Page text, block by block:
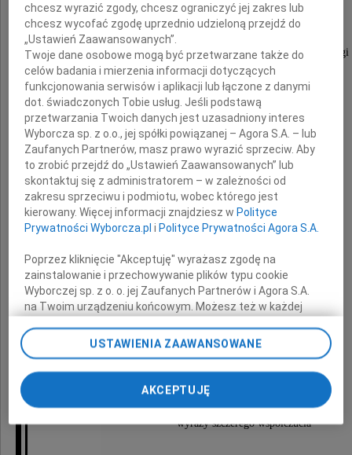
Z głębokim żalem i smutkiem
przyjąłem wiadomość o śmierci mojego Kolegi
Janusza Atlasa
Rodzinie, Bliskim
i wszystkim życzliwym Jego pamięci
wyrazy szczerego współczucia
chcesz wyrazić zgody, chcesz ograniczyć jej zakres lub
chcesz wycofać zgodę uprzednio udzieloną przejdź do
„Ustawień Zaawansowanych”.
Twoje dane osobowe mogą być przetwarzane także do
celów badania i mierzenia informacji dotyczących
funkcjonowania serwisów i aplikacji lub łączone z danymi
dot. świadczonych Tobie usług. Jeśli podstawą
przetwarzania Twoich danych jest uzasadniony interes
Wyborcza sp. z o.o., jej spółki powiązanej – Agora S.A. – lub
Zaufanych Partnerów, masz prawo wyrazić sprzeciw. Aby
to zrobić przejdź do „Ustawień Zaawansowanych” lub
skontaktuj się z administratorem – w zależności od
zakresu sprzeciwu i podmiotu, wobec którego jest
kierowany. Więcej informacji znajdziesz wPolityce
Prywatności Wyborcza.pl iPolityce Prywatności Agora S.A.
Poprzez kliknięcie "Akceptuję" wyrażasz zgodę na
zainstalowanie i przechowywanie plików typu cookie
Wyborczej sp. z o. o. jej Zaufanych Partnerów i Agora S.A.
na Twoim urządzeniu końcowym. Możesz też w każdej
ponownie wywołując narzędzie do zarządzania Twoimi
preferencjami dot. przetwarzania danych poprzez
odnośnik „Ustawienia prywatności” w stopce serwisu i
przechodząc do sekcji „Ustawienia zaawansowane”.
Zmiana ustawień plików cookie możliwa jest także za
USTAWIENIA ZAAWANSOWANE
AKCEPTUJĘ